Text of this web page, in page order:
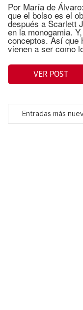
Por María de
que el bolso es el
después a Scarlett
en la monogamia.
conceptos. Así que
vienen a ser como
VER POST
Entradas más